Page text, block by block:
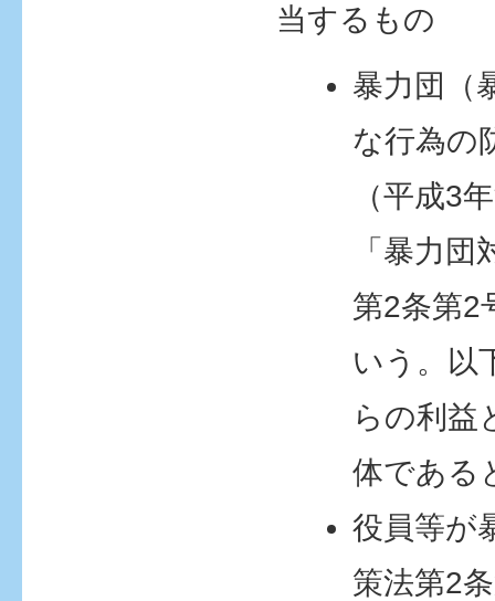
当するもの
暴力団（
な行為の
（平成3
「暴力
第2条第2
いう。以
らの利益
体である
役員等が
策法第2